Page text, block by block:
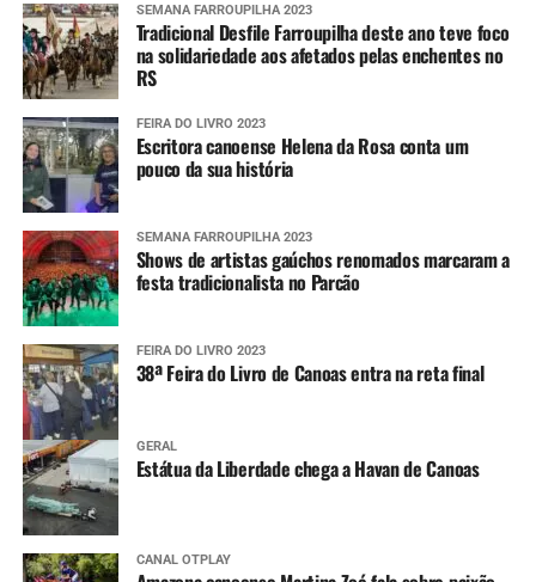
SEMANA FARROUPILHA 2023
Tradicional Desfile Farroupilha deste ano teve foco
na solidariedade aos afetados pelas enchentes no
RS
FEIRA DO LIVRO 2023
Escritora canoense Helena da Rosa conta um
pouco da sua história
SEMANA FARROUPILHA 2023
Shows de artistas gaúchos renomados marcaram a
festa tradicionalista no Parcão
FEIRA DO LIVRO 2023
38ª Feira do Livro de Canoas entra na reta final
GERAL
Estátua da Liberdade chega a Havan de Canoas
CANAL OTPLAY